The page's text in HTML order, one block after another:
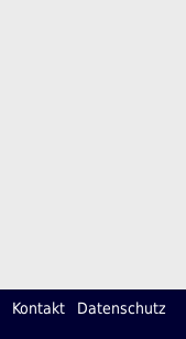
Kontakt Datenschutz